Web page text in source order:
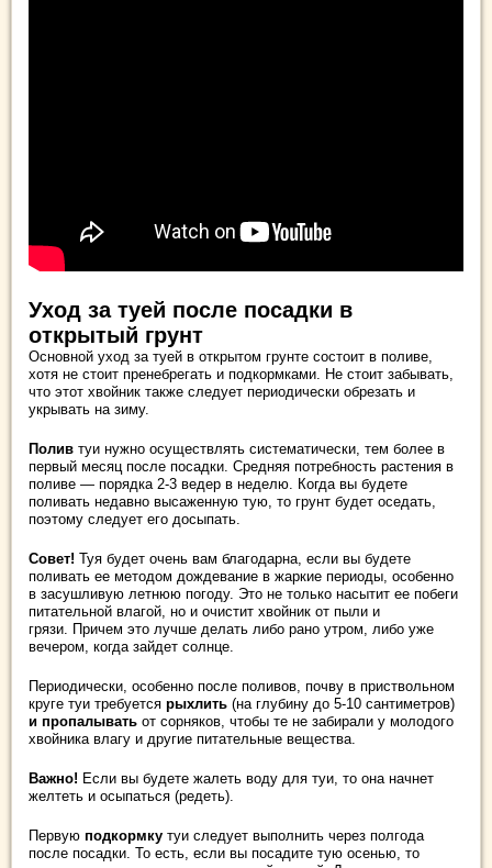
Уход за туей после посадки в
открытый грунт
Основной уход за туей в открытом грунте состоит в поливе,
хотя не стоит пренебрегать и подкормками. Не стоит забывать,
что этот хвойник также следует периодически обрезать и
укрывать на зиму.
Полив туи нужно осуществлять систематически, тем более в
первый месяц после посадки. Средняя потребность растения в
поливе — порядка 2-3 ведер в неделю. Когда вы будете
поливать недавно высаженную тую, то грунт будет оседать,
поэтому следует его досыпать.
Совет! Туя будет очень вам благодарна, если вы будете
поливать ее методом дождевание в жаркие периоды, особенно
в засушливую летнюю погоду. Это не только насытит ее побеги
питательной влагой, но и очистит хвойник от пыли и
грязи. Причем это лучше делать либо рано утром, либо уже
вечером, когда зайдет солнце.
Периодически, особенно после поливов, почву в приствольном
круге туи требуется рыхлить (на глубину до 5-10 сантиметров)
и пропалывать от сорняков, чтобы те не забирали у молодого
хвойника влагу и другие питательные вещества.
Важно! Если вы будете жалеть воду для туи, то она начнет
желтеть и осыпаться (редеть).
Первую подкормку туи следует выполнить через полгода
после посадки. То есть, если вы посадите тую осенью, то